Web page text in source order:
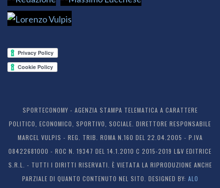
SPORTECONOMY - AGENZIA STAMPA TELEMATICA A CARATTERE
POLITICO, ECONOMICO, SPORTIVO, SOCIALE. DIRETTORE RESPONSABILE
MARCEL VULPIS - REG. TRIB. ROMA N.160 DEL 22.04.2005 - P.IVA
08422681000 - ROC N. 19347 DEL 14.1.2010 C 2015-2019 L&V EDITRICE
S.R.L. - TUTTI I DIRITTI RISERVATI. È VIETATA LA RIPRODUZIONE ANCHE
PARZIALE DI QUANTO CONTENUTO NEL SITO. DESIGNED BY: ALO